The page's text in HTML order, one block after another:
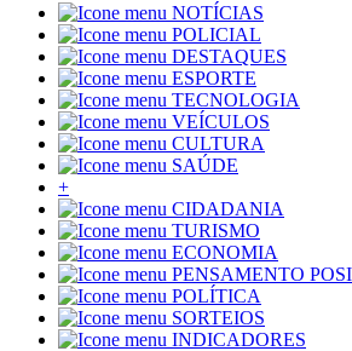
NOTÍCIAS
POLICIAL
DESTAQUES
ESPORTE
TECNOLOGIA
VEÍCULOS
CULTURA
SAÚDE
+
CIDADANIA
TURISMO
ECONOMIA
PENSAMENTO
POLÍTICA
SORTEIOS
INDICADORES